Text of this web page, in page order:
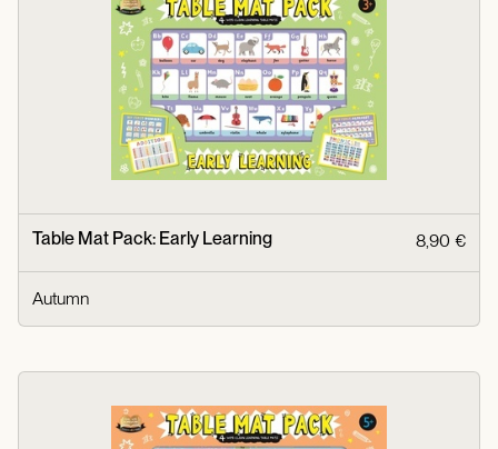
Table Mat Pack: Early Learning 8,90 €
Autumn